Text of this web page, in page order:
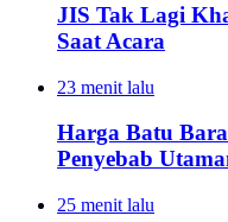
JIS Tak Lagi
Saat Acara
23 menit lalu
Harga Batu
Penyebab
25 menit lalu